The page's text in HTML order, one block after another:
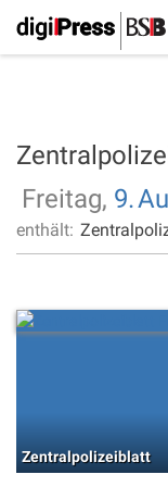
Freitag, 9.
enthält:
Zentralpolizeiblatt